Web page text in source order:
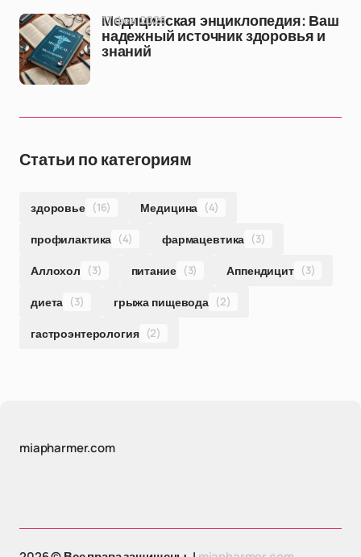
Медицинская энциклопедия: Ваш
надежный источник здоровья и
знаний
17 фев 2026
Статьи по категориям
здоровье (16) Медицина (4)
профилактика (4) фармацевтика (3)
Аллохол (3) питание (3) Аппендицит (3)
диета (3) грыжа пищевода (2)
гастроэнтерология (2)
miapharmer.com